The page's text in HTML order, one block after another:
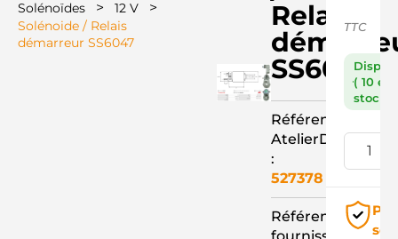
Solénoïdes > 12 V >
Solénoide / Relais
démarreur SS6047
Relais
SS6047
Référence
AtelierD
:
527378
Référence
TTC
( 10 en
stock )